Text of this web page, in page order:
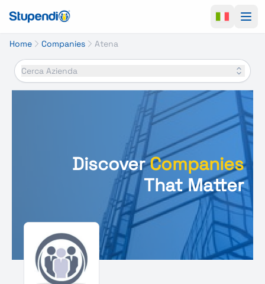
Home Companies Atena
Cerca Azienda
DiscoverCompanies
That Matter